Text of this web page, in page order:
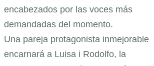
encabezados por las voces más
demandadas del momento.
Una pareja protagonista inmejorable
encarnará a Luisa i Rodolfo, la